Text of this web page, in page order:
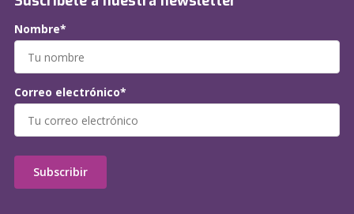
Nombre*
Correo electrónico*
Subscribir